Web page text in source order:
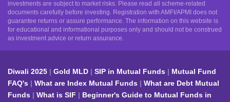
investments are subject to market risks. Please read all scheme-related
documents carefully before investing. Registration with AMFI/APMI does not
guarantee returns or assure performance. The information on this website is
for educational and informational purposes only and should not be construed
as investment advice or return assurance.
Diwali 2025 Gold MLD SIP in Mutual Funds
Mutual Fund
FAQ's
What are Index Mutual Funds
What are Debt Mutual
Funds
What is SIF
Beginner's Guide to Mutual Funds in